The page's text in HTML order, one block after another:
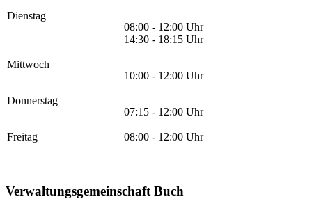
Dienstag
08:00 - 12:00 Uhr
14:30 - 18:15 Uhr
Mittwoch
10:00 - 12:00 Uhr
Donnerstag
07:15 - 12:00 Uhr
Freitag 08:00 - 12:00 Uhr
Verwaltungsgemeinschaft Buch